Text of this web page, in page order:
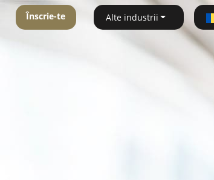
Înscrie-te Alte industrii